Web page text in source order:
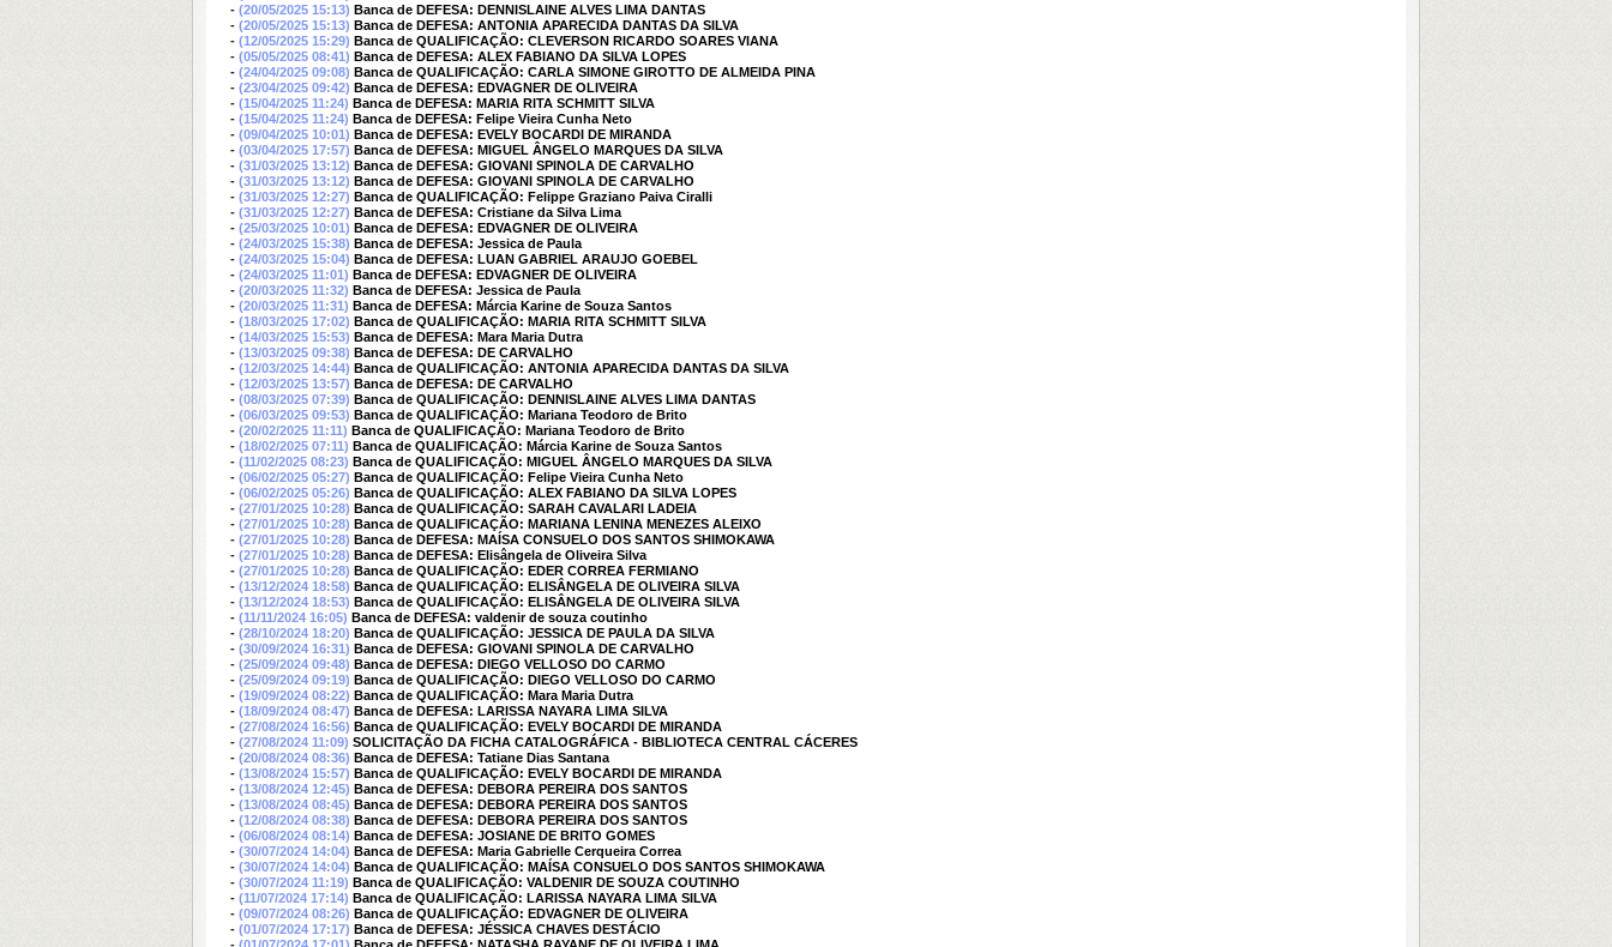
- (20/05/2025 15:13) Banca de DEFESA: DENNISLAINE ALVES LIMA DANTAS
- (20/05/2025 15:13) Banca de DEFESA: ANTONIA APARECIDA DANTAS DA SILVA
- (12/05/2025 15:29) Banca de QUALIFICAÇÃO: CLEVERSON RICARDO SOARES VIANA
- (05/05/2025 08:41) Banca de DEFESA: ALEX FABIANO DA SILVA LOPES
- (24/04/2025 09:08) Banca de QUALIFICAÇÃO: CARLA SIMONE GIROTTO DE ALMEIDA PINA
- (23/04/2025 09:42) Banca de DEFESA: EDVAGNER DE OLIVEIRA
- (15/04/2025 11:24) Banca de DEFESA: MARIA RITA SCHMITT SILVA
- (15/04/2025 11:24) Banca de DEFESA: Felipe Vieira Cunha Neto
- (09/04/2025 10:01) Banca de DEFESA: EVELY BOCARDI DE MIRANDA
- (03/04/2025 17:57) Banca de DEFESA: MIGUEL ÂNGELO MARQUES DA SILVA
- (31/03/2025 13:12) Banca de DEFESA: GIOVANI SPINOLA DE CARVALHO
- (31/03/2025 13:12) Banca de DEFESA: GIOVANI SPINOLA DE CARVALHO
- (31/03/2025 12:27) Banca de QUALIFICAÇÃO: Felippe Graziano Paiva Ciralli
- (31/03/2025 12:27) Banca de DEFESA: Cristiane da Silva Lima
- (25/03/2025 10:01) Banca de DEFESA: EDVAGNER DE OLIVEIRA
- (24/03/2025 15:38) Banca de DEFESA: Jessica de Paula
- (24/03/2025 15:04) Banca de DEFESA: LUAN GABRIEL ARAUJO GOEBEL
- (24/03/2025 11:01) Banca de DEFESA: EDVAGNER DE OLIVEIRA
- (20/03/2025 11:32) Banca de DEFESA: Jessica de Paula
- (20/03/2025 11:31) Banca de DEFESA: Márcia Karine de Souza Santos
- (18/03/2025 17:02) Banca de QUALIFICAÇÃO: MARIA RITA SCHMITT SILVA
- (14/03/2025 15:53) Banca de DEFESA: Mara Maria Dutra
- (13/03/2025 09:38) Banca de DEFESA: DE CARVALHO
- (12/03/2025 14:44) Banca de QUALIFICAÇÃO: ANTONIA APARECIDA DANTAS DA SILVA
- (12/03/2025 13:57) Banca de DEFESA: DE CARVALHO
- (08/03/2025 07:39) Banca de QUALIFICAÇÃO: DENNISLAINE ALVES LIMA DANTAS
- (06/03/2025 09:53) Banca de QUALIFICAÇÃO: Mariana Teodoro de Brito
- (20/02/2025 11:11) Banca de QUALIFICAÇÃO: Mariana Teodoro de Brito
- (18/02/2025 07:11) Banca de QUALIFICAÇÃO: Márcia Karine de Souza Santos
- (11/02/2025 08:23) Banca de QUALIFICAÇÃO: MIGUEL ÂNGELO MARQUES DA SILVA
- (06/02/2025 05:27) Banca de QUALIFICAÇÃO: Felipe Vieira Cunha Neto
- (06/02/2025 05:26) Banca de QUALIFICAÇÃO: ALEX FABIANO DA SILVA LOPES
- (27/01/2025 10:28) Banca de QUALIFICAÇÃO: SARAH CAVALARI LADEIA
- (27/01/2025 10:28) Banca de QUALIFICAÇÃO: MARIANA LENINA MENEZES ALEIXO
- (27/01/2025 10:28) Banca de DEFESA: MAÍSA CONSUELO DOS SANTOS SHIMOKAWA
- (27/01/2025 10:28) Banca de DEFESA: Elisângela de Oliveira Silva
- (27/01/2025 10:28) Banca de QUALIFICAÇÃO: EDER CORREA FERMIANO
- (13/12/2024 18:58) Banca de QUALIFICAÇÃO: ELISÂNGELA DE OLIVEIRA SILVA
- (13/12/2024 18:53) Banca de QUALIFICAÇÃO: ELISÂNGELA DE OLIVEIRA SILVA
- (11/11/2024 16:05) Banca de DEFESA: valdenir de souza coutinho
- (28/10/2024 18:20) Banca de QUALIFICAÇÃO: JESSICA DE PAULA DA SILVA
- (30/09/2024 16:31) Banca de DEFESA: GIOVANI SPINOLA DE CARVALHO
- (25/09/2024 09:48) Banca de DEFESA: DIEGO VELLOSO DO CARMO
- (25/09/2024 09:19) Banca de QUALIFICAÇÃO: DIEGO VELLOSO DO CARMO
- (19/09/2024 08:22) Banca de QUALIFICAÇÃO: Mara Maria Dutra
- (18/09/2024 08:47) Banca de DEFESA: LARISSA NAYARA LIMA SILVA
- (27/08/2024 16:56) Banca de QUALIFICAÇÃO: EVELY BOCARDI DE MIRANDA
- (27/08/2024 11:09) SOLICITAÇÃO DA FICHA CATALOGRÁFICA - BIBLIOTECA CENTRAL CÁCERES
- (20/08/2024 08:36) Banca de DEFESA: Tatiane Dias Santana
- (13/08/2024 15:57) Banca de QUALIFICAÇÃO: EVELY BOCARDI DE MIRANDA
- (13/08/2024 12:45) Banca de DEFESA: DEBORA PEREIRA DOS SANTOS
- (13/08/2024 08:45) Banca de DEFESA: DEBORA PEREIRA DOS SANTOS
- (12/08/2024 08:38) Banca de DEFESA: DEBORA PEREIRA DOS SANTOS
- (06/08/2024 08:14) Banca de DEFESA: JOSIANE DE BRITO GOMES
- (30/07/2024 14:04) Banca de DEFESA: Maria Gabrielle Cerqueira Correa
- (30/07/2024 14:04) Banca de QUALIFICAÇÃO: MAÍSA CONSUELO DOS SANTOS SHIMOKAWA
- (30/07/2024 11:19) Banca de QUALIFICAÇÃO: VALDENIR DE SOUZA COUTINHO
- (11/07/2024 17:14) Banca de QUALIFICAÇÃO: LARISSA NAYARA LIMA SILVA
- (09/07/2024 08:26) Banca de QUALIFICAÇÃO: EDVAGNER DE OLIVEIRA
- (01/07/2024 17:17) Banca de DEFESA: JÉSSICA CHAVES DESTÁCIO